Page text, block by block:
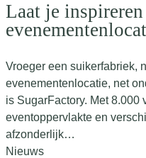
Laat je
Vroeger een suikerfabriek,
evenementenlocatie, net
is SugarFactory. Met 8.000
eventoppervlakte en
afzonderlijk…
Nieuws